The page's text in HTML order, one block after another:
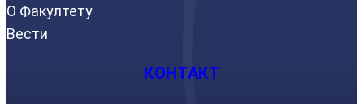
О Факултету
Вести
КОНТАКТ